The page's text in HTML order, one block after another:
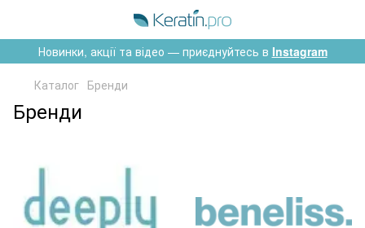
Новинки, акції та відео — приєднуйтесь в Instagram
Каталог Бренди
Бренди